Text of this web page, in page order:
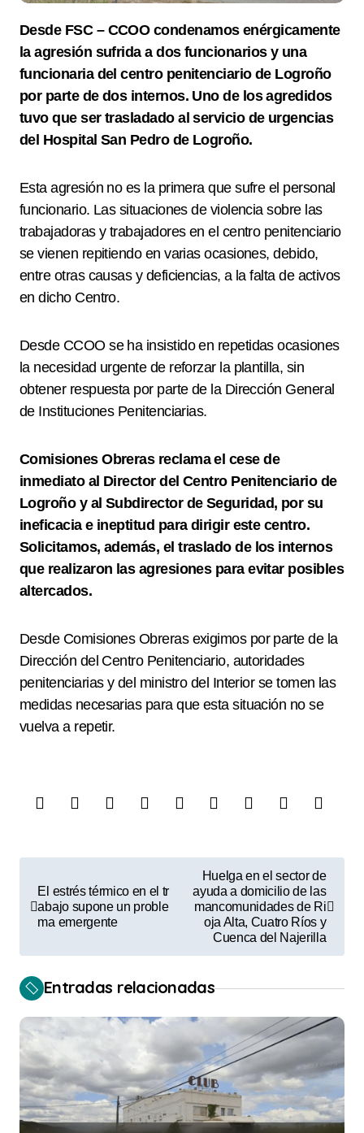
Desde FSC – CCOO condenamos enérgicamente
la agresión sufrida a dos funcionarios y una
funcionaria del centro penitenciario de Logroño
por parte de dos internos. Uno de los agredidos
tuvo que ser trasladado al servicio de urgencias
del Hospital San Pedro de Logroño.
Esta agresión no es la primera que sufre el personal
funcionario. Las situaciones de violencia sobre las
trabajadoras y trabajadores en el centro penitenciario
se vienen repitiendo en varias ocasiones, debido,
entre otras causas y deficiencias, a la falta de activos
en dicho Centro.
Desde CCOO se ha insistido en repetidas ocasiones
la necesidad urgente de reforzar la plantilla, sin
obtener respuesta por parte de la Dirección General
de Instituciones Penitenciarias.
Comisiones Obreras reclama el cese de
inmediato al Director del Centro Penitenciario de
Logroño y al Subdirector de Seguridad, por su
ineficacia e ineptitud para dirigir este centro.
Solicitamos, además, el traslado de los internos
que realizaron las agresiones para evitar posibles
altercados.
Desde Comisiones Obreras exigimos por parte de la
Dirección del Centro Penitenciario, autoridades
penitenciarias y del ministro del Interior se tomen las
medidas necesarias para que esta situación no se
vuelva a repetir.
a
e
g
a
c
i
ó
n
El estrés térmico en el tr
abajo supone un proble
ma emergente
Huelga en el sector de
ayuda a domicilio de las
mancomunidades de Ri
oja Alta, Cuatro Ríos y
Cuenca del Najerilla
Entradas relacionadas